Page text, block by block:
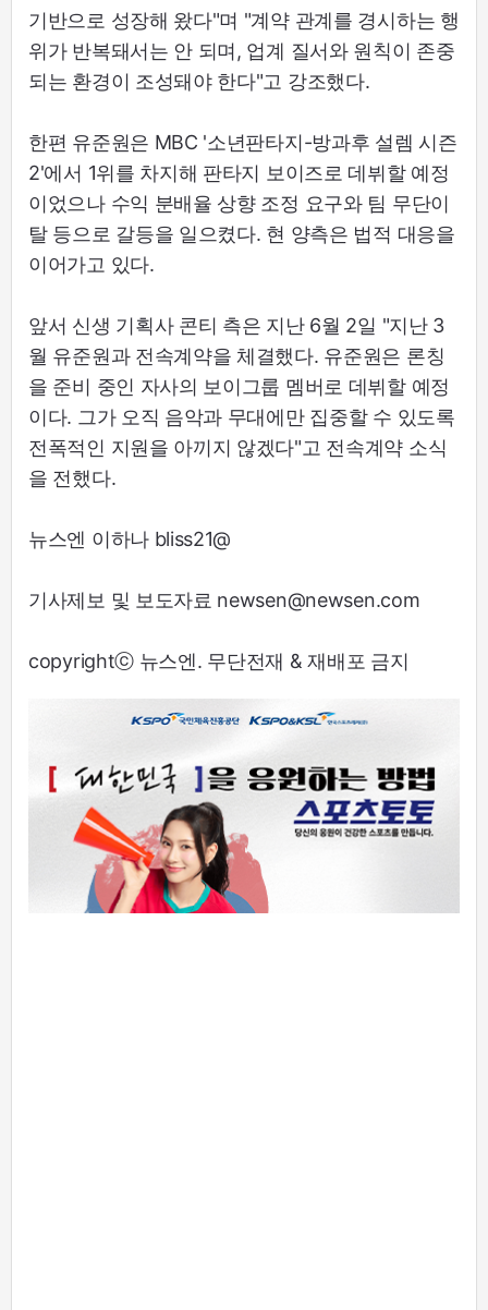
기반으로 성장해 왔다"며 "계약 관계를 경시하는 행
위가 반복돼서는 안 되며, 업계 질서와 원칙이 존중
되는 환경이 조성돼야 한다"고 강조했다.
한편 유준원은 MBC '소년판타지-방과후 설렘 시즌
2'에서 1위를 차지해 판타지 보이즈로 데뷔할 예정
이었으나 수익 분배율 상향 조정 요구와 팀 무단이
탈 등으로 갈등을 일으켰다. 현 양측은 법적 대응을
이어가고 있다.
앞서 신생 기획사 콘티 측은 지난 6월 2일 "지난 3
월 유준원과 전속계약을 체결했다. 유준원은 론칭
을 준비 중인 자사의 보이그룹 멤버로 데뷔할 예정
이다. 그가 오직 음악과 무대에만 집중할 수 있도록
전폭적인 지원을 아끼지 않겠다"고 전속계약 소식
을 전했다.
뉴스엔 이하나 bliss21@
기사제보 및 보도자료 newsen@newsen.com
copyrightⓒ 뉴스엔. 무단전재 & 재배포 금지